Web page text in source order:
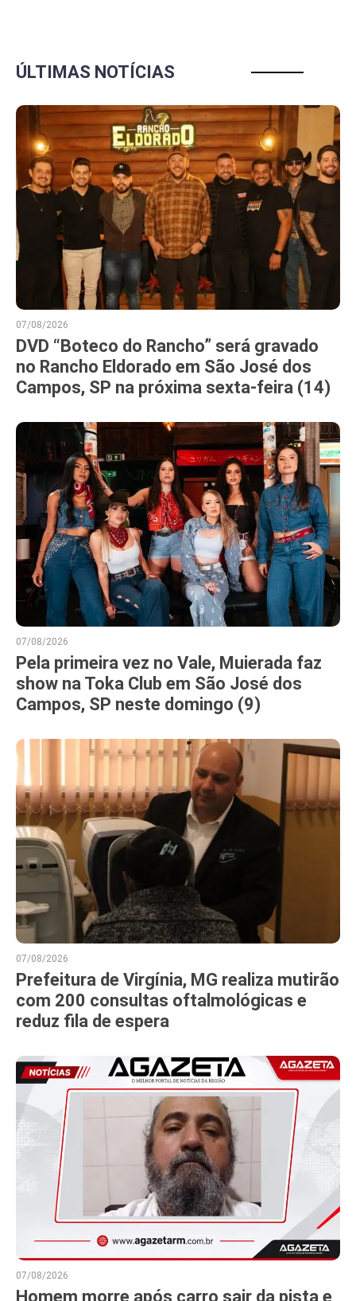
ÚLTIMAS NOTÍCIAS
07/08/2026
DVD “Boteco do Rancho” será gravado
no Rancho Eldorado em São José dos
Campos, SP na próxima sexta-feira (14)
07/08/2026
Pela primeira vez no Vale, Muierada faz
show na Toka Club em São José dos
Campos, SP neste domingo (9)
07/08/2026
Prefeitura de Virgínia, MG realiza mutirão
com 200 consultas oftalmológicas e
reduz fila de espera
07/08/2026
Homem morre após carro sair da pista e